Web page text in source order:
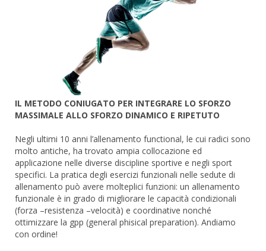
IL METODO CONIUGATO PER INTEGRARE LO SFORZO
MASSIMALE ALLO SFORZO DINAMICO E RIPETUTO
Negli ultimi 10 anni l’allenamento functional, le cui radici sono
molto antiche, ha trovato ampia collocazione ed
applicazione nelle diverse discipline sportive e negli sport
specifici. La pratica degli esercizi funzionali nelle sedute di
allenamento può avere molteplici funzioni: un allenamento
funzionale è in grado di migliorare le capacità condizionali
(forza –resistenza –velocità) e coordinative nonché
ottimizzare la gpp (general phisical preparation). Andiamo
con ordine!